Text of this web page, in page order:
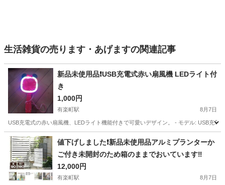
生活雑貨の売ります・あげますの関連記事
新品未使用品❗USB充電式赤い扇風機 LEDライト付
き
1,000円
有楽町駅 8月7日
USB充電式の赤い扇風機、LEDライト機能付きで可愛いデザイン。 - モデル: USB充
大阪 岸和田市 有楽町駅 家庭用品
値下げしました❗新品未使用品アルミプランターか
ご付き未開封のため箱のままでおいています‼️
12,000円
有楽町駅 8月7日